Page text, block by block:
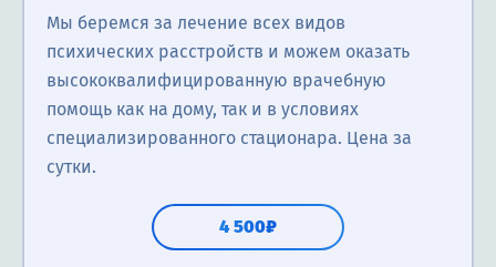
Мы беремся за лечение всех видов
психических расстройств и можем оказать
высококвалифицированную врачебную
помощь как на дому, так и в условиях
специализированного стационара. Цена за
сутки.
4 500₽